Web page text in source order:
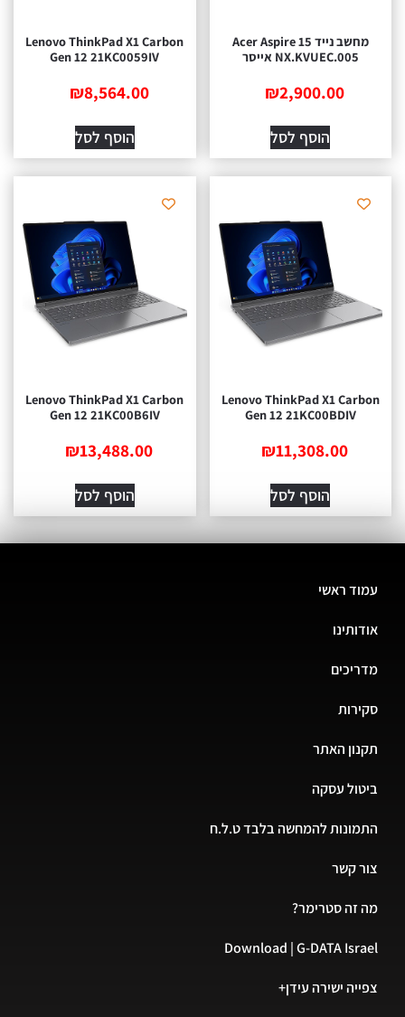
מחשב נייד Acer Aspire 15
NX.KVUEC.005 אייסר
₪2,900.00
הוסף לסל
Lenovo ThinkPad X1 Carbon
Gen 12 21KC0059IV
₪8,564.00
הוסף לסל
Lenovo ThinkPad X1
Gen 12 21KC00BDIV
₪11,308.00
הוסף לסל
Lenovo ThinkPad X1 Carbon
Gen 12 21KC00B6IV
₪13,488.00
הוסף לסל
ראשי
האתר
עסקה
להמחשה בלבד ט.ל.ח
קשר
זה סטרימר?
Download | G-DATA
ישירה עידן+